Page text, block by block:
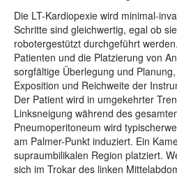
Die LT-Kardiopexie wird minimal-
Schritte sind gleichwertig, egal ob
robotergestützt durchgeführt
Patienten und die Platzierung von
sorgfältige Überlegung und
Exposition und Reichweite der
Der Patient wird in umgekehrter
Linksneigung während des
Pneumoperitoneum wird
am Palmer-Punkt induziert. Ein
supraumbilikalen Region platziert.
sich im Trokar des linken